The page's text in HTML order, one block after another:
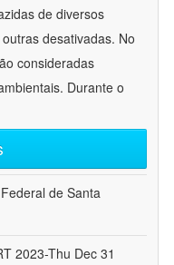
de diversos
desativadas. No
consideradas
Durante o
de Santa
2023-Thu Dec 31